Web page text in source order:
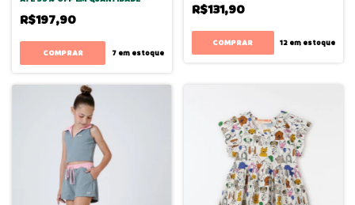
R$197,90
COMPRAR 7em estoque
R$131,90
COMPRAR 12 em estoque